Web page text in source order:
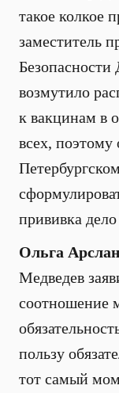
такое колкое
заместитель
возмутило
к вакцинам в
всех,
прививка
Ольга
Медведев
соотношение
пользу
тот самый